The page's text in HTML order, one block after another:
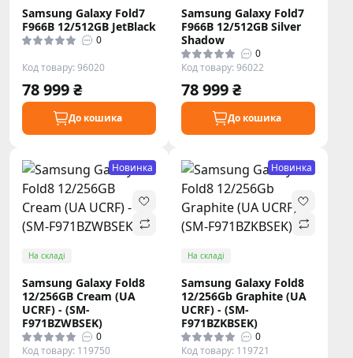
Samsung Galaxy Fold7
F966B 12/512GB JetBlack
0
Код товару: 96020
78 999 ₴
До кошика
Samsung Galaxy Fold7
F966B 12/512GB Silver
Shadow
0
Код товару: 96022
78 999 ₴
До кошика
Новинка
На складі
Samsung Galaxy Fold8
12/256GB Cream (UA
UCRF) - (SM-
F971BZWBSEK)
0
Код товару: 119750
Новинка
На складі
Samsung Galaxy Fold8
12/256Gb Graphite (UA
UCRF) - (SM-
F971BZKBSEK)
0
Код товару: 119721